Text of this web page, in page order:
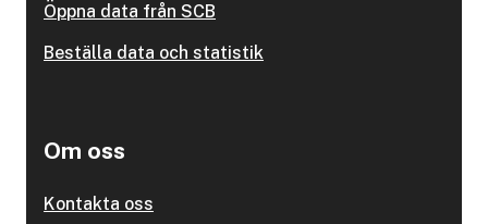
Öppna data från SCB
Beställa data och statistik
Om oss
Kontakta oss